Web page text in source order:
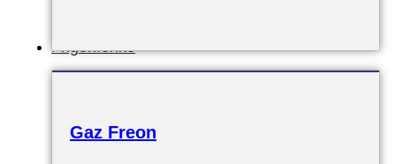
Frigoriferike
Gaz Freon